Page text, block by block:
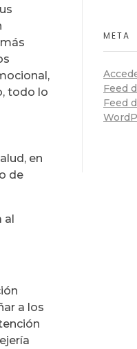
todo lo
en
de
al
a los
META
Feed
Feed